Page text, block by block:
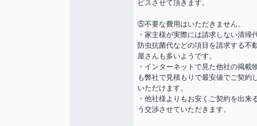
ビスさせて頂きます。
⑤不要な費用はいただきません。
・家主様が実際には請求しない清掃
防虫抗菌代などの項目を請求する不
屋さんも多いようです。
・インターネットで見た他社の掲載
も弊社で見積もりで最安値でご契約
いただけます。
・他社様よりもお安くご契約を出来
う交渉させていただきます。